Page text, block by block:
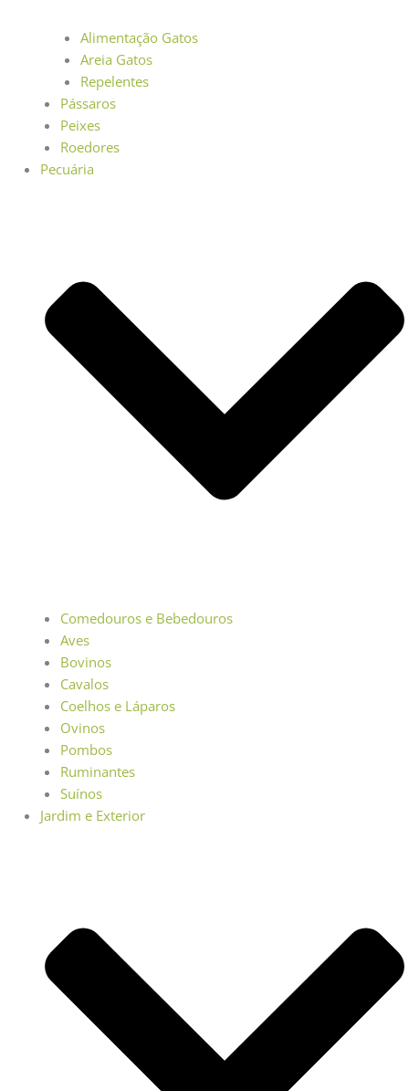
Alimentação Gatos
Areia Gatos
Repelentes
Pássaros
Peixes
Roedores
Pecuária
Comedouros e Bebedouros
Aves
Bovinos
Cavalos
Coelhos e Láparos
Ovinos
Pombos
Ruminantes
Suínos
Jardim e Exterior